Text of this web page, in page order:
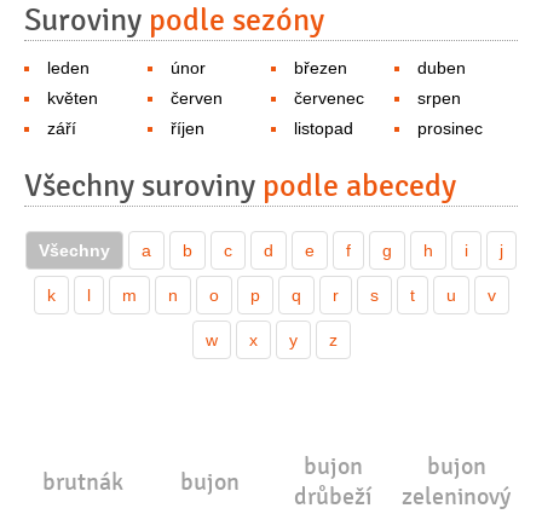
Suroviny podle sezóny
leden únor březen
duben
květen
červen červenec
srpen
září
říjen listopad prosinec
Všechny suroviny podle abecedy
Všechny a b c d e f g h i j
k l m n o p q r s t u v
w x y z
brutnák bujon
bujon
drůbeží
bujon
zeleninový